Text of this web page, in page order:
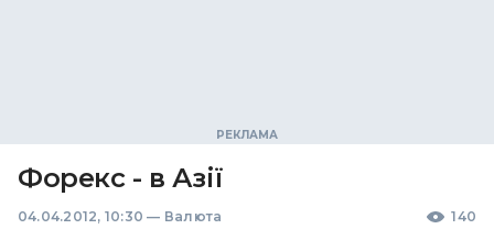
Форекс - в Азії
04.04.2012, 10:30 — Валюта 140